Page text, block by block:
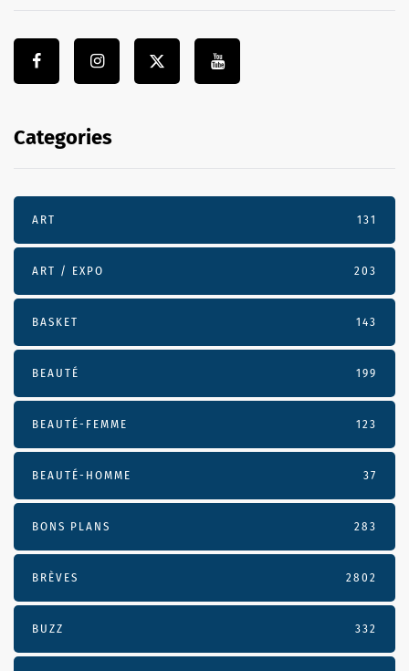
Categories
ART 131
ART / EXPO 203
BASKET 143
BEAUTÉ 199
BEAUTÉ-FEMME 123
BEAUTÉ-HOMME 37
BONS PLANS 283
BRÈVES 2802
BUZZ 332